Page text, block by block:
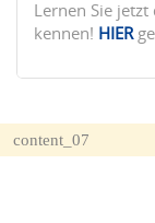
Lernen Sie
kennen! HIER
content_07